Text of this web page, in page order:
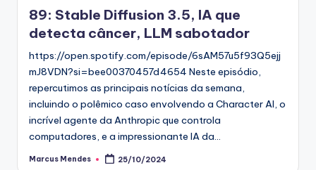
89: Stable Diffusion 3.5, IA que
detecta câncer, LLM sabotador
https://open.spotify.com/episode/6sAM57u5f93Q5ejj
mJ8VDN?si=bee00370457d4654 Neste episódio,
repercutimos as principais notícias da semana,
incluindo o polêmico caso envolvendo a Character AI, o
incrível agente da Anthropic que controla
computadores, e a impressionante IA da…
Posted
Marcus Mendes 25/10/2024